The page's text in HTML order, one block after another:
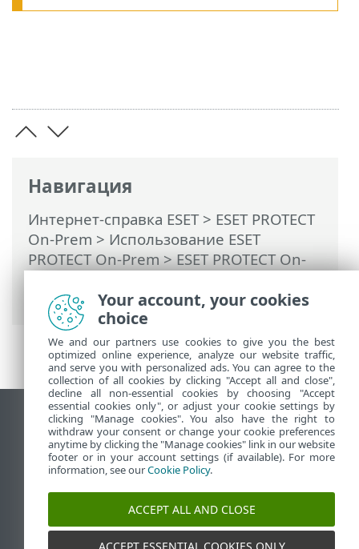
Навигация
Интернет-справка ESET> ESET PROTECT
On-Prem > Использование ESET
PROTECT On-Prem>ESET PROTECT On-
задач> Индикатор выполнения
Использовать сайт для ПК
End of Life
База знаний ESET
ESET Status Portal
Региональная поддержка
Your account, your cookies
choice
We and our partners use cookies to give you the best
optimized online experience, analyze our website traffic,
and serve you with personalized ads. You can agree to the
collection of all cookies by clicking "Accept all and close",
decline all non-essential cookies by choosing "Accept
essential cookies only", or adjust your cookie settings by
clicking "Manage cookies". You also have the right to
withdraw your consent or change your cookie preferences
anytime by clicking the "Manage cookies" link in our website
footer or in your account settings (if available). For more
information, see ourCookie Policy.
ACCEPT ALL AND CLOSE